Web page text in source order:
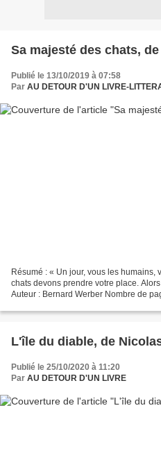
Sa majesté des chats,
Publié le 13/10/2019 à 07:58
Par AU DETOUR D'UN LIVRE-
Résumé : « Un jour, vous les
chats devons prendre votre place.
Auteur : Bernard Werber Nombre de
L'île du diable, de
Publié le 25/10/2020 à 11:20
Par AU DETOUR D'UN LIVRE